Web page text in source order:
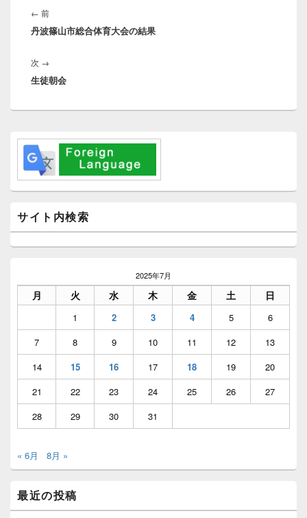
稿
ナ
ゲ
ー
シ
← 前前
の
丹波篠山市総合体育大会の結果
次 →
の
稿:
生徒朝会
メ
ウ
ィ
ッ
エ
ア
サイト内検索
2025年7月
月 火 水 木 金 土 日
1 2 3 4 5
6
7
8 9 10 11 12
13
14
15 16 17 18 19
20
21
22 23 24 25 26
27
28
29 30 31
« 6月 8月 »
最近の投稿